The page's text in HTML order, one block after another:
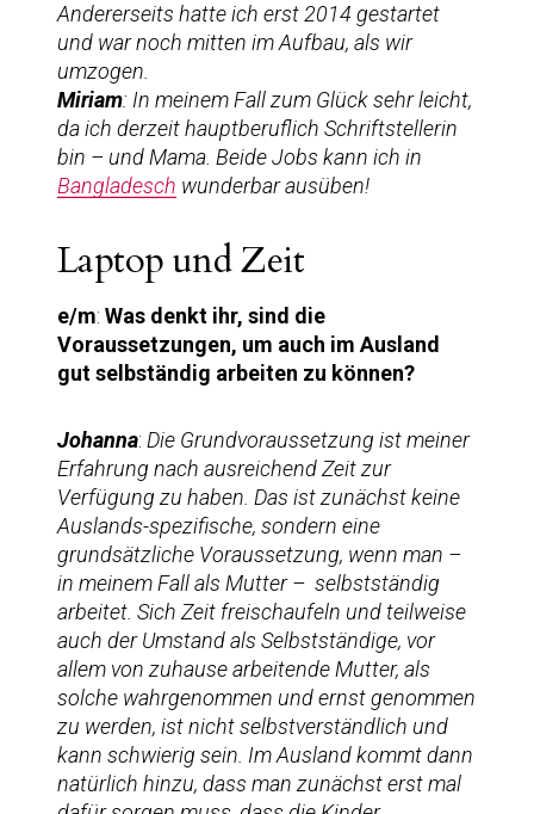
Andererseits hatte ich erst 2014 gestartet
und war noch mitten im Aufbau, als wir
umzogen.
Miriam: In meinem Fall zum Glück sehr leicht,
da ich derzeit hauptberuflich Schriftstellerin
bin – und Mama. Beide Jobs kann ich in
Bangladesch wunderbar ausüben!
Laptop und Zeit
e/m: Was denkt ihr, sind die
Voraussetzungen, um auch im Ausland
gut selbständig arbeiten zu können?
Johanna: Die Grundvoraussetzung ist meiner
Erfahrung nach ausreichend Zeit zur
Verfügung zu haben. Das ist zunächst keine
Auslands-spezifische, sondern eine
grundsätzliche Voraussetzung, wenn man –
in meinem Fall als Mutter – selbstständig
arbeitet. Sich Zeit freischaufeln und teilweise
auch der Umstand als Selbstständige, vor
allem von zuhause arbeitende Mutter, als
solche wahrgenommen und ernst genommen
zu werden, ist nicht selbstverständlich und
kann schwierig sein. Im Ausland kommt dann
natürlich hinzu, dass man zunächst erst mal